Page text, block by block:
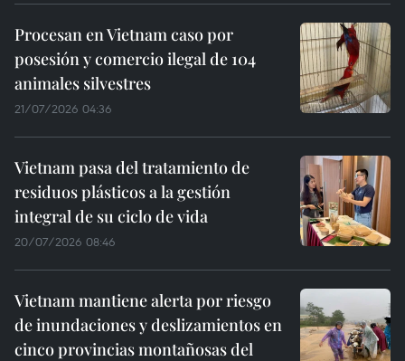
Procesan en Vietnam caso por
posesión y comercio ilegal de 104
animales silvestres
21/07/2026 04:36
Vietnam pasa del tratamiento de
residuos plásticos a la gestión
integral de su ciclo de vida
20/07/2026 08:46
Vietnam mantiene alerta por riesgo
de inundaciones y deslizamientos en
cinco provincias montañosas del